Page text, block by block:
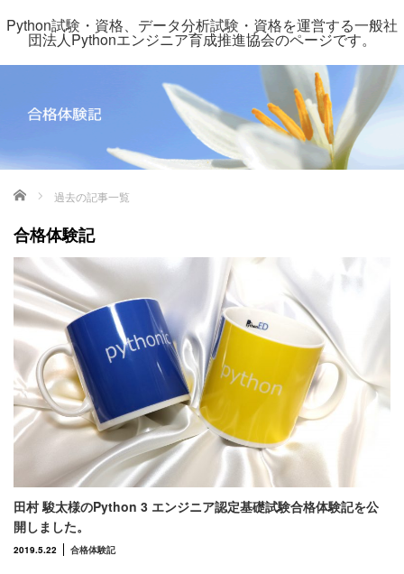
Python試験・資格、データ分析試験・資格を運営する一般社
団法人Pythonエンジニア育成推進協会のページです。
ホーム 過去の記事一覧
合格体験記
田村 駿太様のPython 3 エンジニア認定基礎試験合格体験記を公
開しました。
2019.5.22 合格体験記